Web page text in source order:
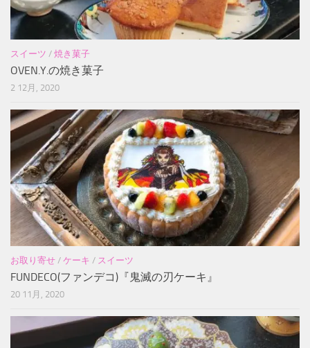
スイーツ / 焼き菓子
OVEN.Y.の焼き菓子
2 12月, 2020
お取り寄せ / ケーキ / スイーツ
FUNDECO(ファンデコ)『鬼滅の刃ケーキ』
20 11月, 2020